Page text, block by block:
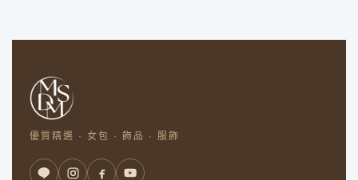
優質精選 · 女包 · 飾品 · 服飾